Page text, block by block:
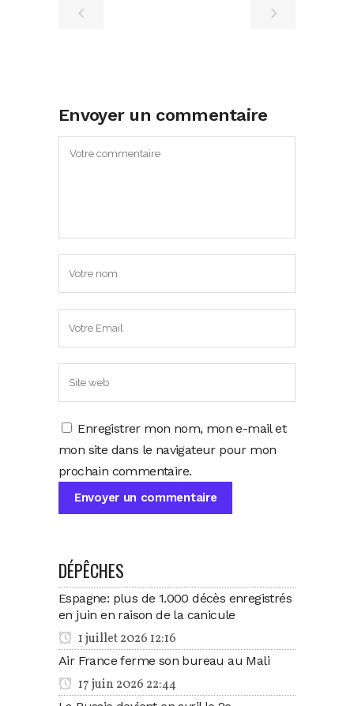
Envoyer un commentaire
Enregistrer mon nom, mon e-mail et
mon site dans le navigateur pour mon
prochain commentaire.
DÉPÊCHES
Espagne: plus de 1.000 décès enregistrés
en juin en raison de la canicule
1 juillet 2026 12:16
Air France ferme son bureau au Mali
17 juin 2026 22:44